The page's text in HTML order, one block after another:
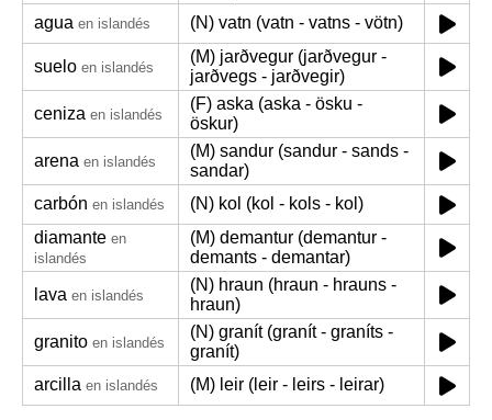
agua en islandés (N) vatn (vatn - vatns - vötn)
suelo en islandés
(M) jarðvegur (jarðvegur -
jarðvegs - jarðvegir)
ceniza en islandés
(F) aska (aska - ösku -
öskur)
arena en islandés
(M) sandur (sandur - sands -
sandar)
carbón en islandés
(N) kol (kol - kols - kol)
diamante en
islandés
(M) demantur (demantur -
demants - demantar)
lava en islandés
(N) hraun (hraun - hrauns -
hraun)
granito en islandés
(N) granít (granít - graníts -
granít)
arcilla en islandés (M) leir (leir - leirs - leirar)